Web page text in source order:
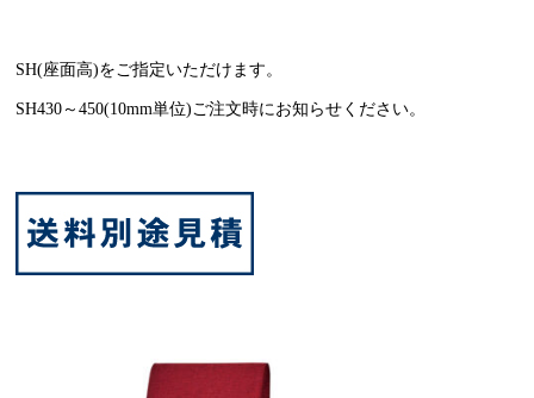
SH(座面高)をご指定いただけます。
SH430～450(10mm単位)ご注文時にお知らせください。